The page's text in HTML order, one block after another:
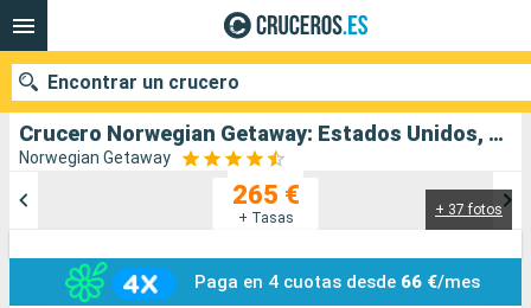
Crucero Norwegian Getaway: Estados Unidos, República Dominicana, Bahamas salida desde Orlando
Norwegian Getaway
+ 37 fotos
265 €
+ Tasas
Paga en 4 cuotas desde66 €/mes
Encontrar un crucero
Fecha de salida